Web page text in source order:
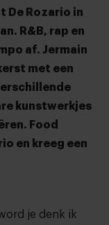
De Rozario in
R&B, rap en
af. Jermain
met een
kunstwerkjes
Food
en kreeg een
je denk ik